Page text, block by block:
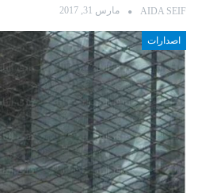
AIDA SEIF مارس 31, 2017
اصدارات